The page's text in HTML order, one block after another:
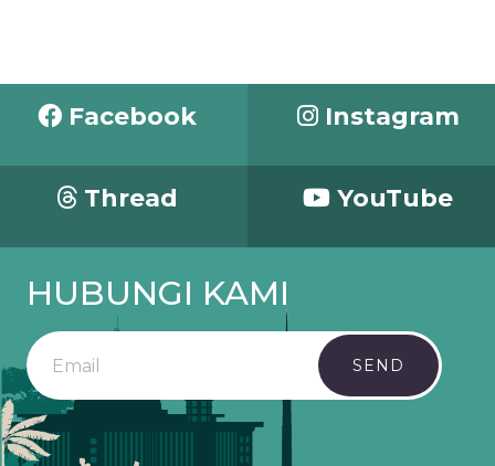
Facebook Instagram
Thread YouTube
HUBUNGI KAMI
SEND